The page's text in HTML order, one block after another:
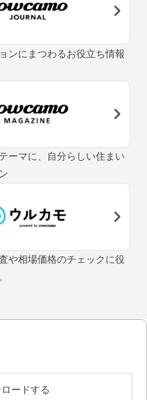
ンにまつわるお役立ち情報
ーマに、自分らしい住まい
や相場価格のチェックに役
ードする